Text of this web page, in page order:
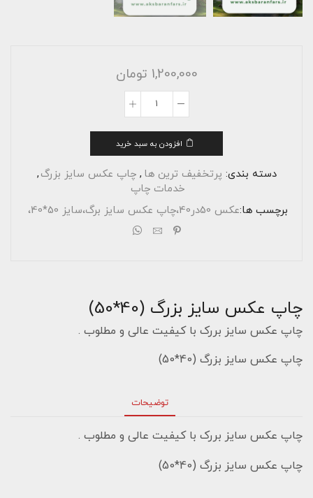
1,200,000 تومان
چاپ
سایز
بزرگ
(40*50)
عدد
افزودن به سبد خرید
دسته بندی: پرتخفیف ترین ها ,چاپ عکس سایز بزرگ,
خدمات چاپ
برچسب ها:عکس 50در40،چاپ عکس سایز برگ،سایز 50*40،
چاپ عکس سایز بزرگ (40*50)
چاپ عکس سایز بررک با کیفیت عالی و مطلوب .
چاپ عکس سایز بزرگ (40*50)
توضیحات
چاپ عکس سایز بررک با کیفیت عالی و مطلوب .
چاپ عکس سایز بزرگ (40*50)